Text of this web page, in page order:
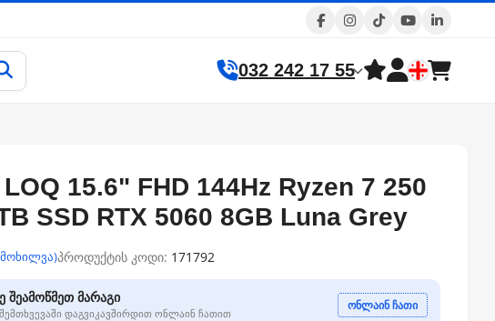
032 242 17 55
15.6" FHD 144Hz Ryzen 7 250
SSD RTX 5060 8GB Luna Grey
პროდუქტის კოდი: 171792
შეამოწმეთ მარაგი
დაგვიკავშირდით ონლაინ ჩათით
ონლაინ ჩათი